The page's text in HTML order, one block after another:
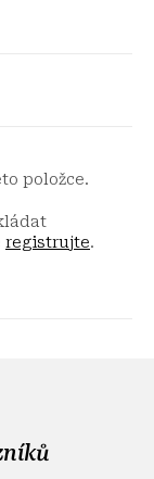
položce.
registrujte.